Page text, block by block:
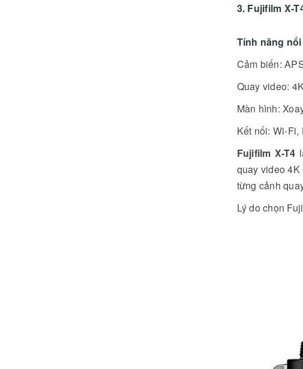
3. Fujifilm X-
Tính năng
Cảm biến:
Quay video:
Màn hình:
Kết nối: Wi-Fi,
Fujifilm X-T4
quay video
từng cảnh
Lý do chọn